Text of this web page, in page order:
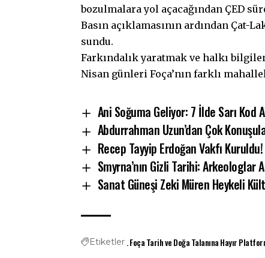
bozulmalara yol açacağından ÇED
Basın açıklamasının ardından
sundu.
Farkındalık yaratmak ve halkı
Nisan günleri Foça’nın farklı
Ani Soğuma Geliyor: 7 İlde Sarı Kod
Abdurrahman Uzun’dan Çok
Recep Tayyip Erdoğan Vakfı Kuruldu!
Smyrna’nın Gizli Tarihi: Arkeologlar
Sanat Güneşi Zeki Müren Heykeli
Etiketler . Foça Tarih ve Doğa Talanına Hayır